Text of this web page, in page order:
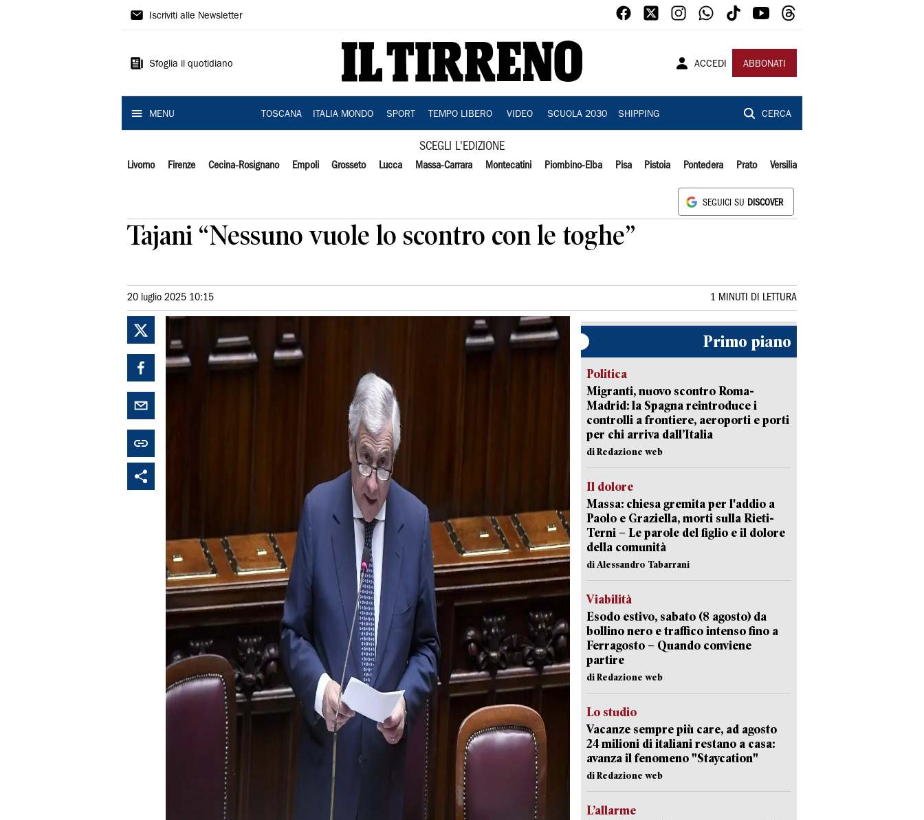
Il
Iscriviti alle Newsletter
Sfoglia il quotidiano ACCEDI ABBONATI
MENU TOSCANA ITALIA MONDO SPORT TEMPO LIBERO VIDEO SCUOLA 2030 SHIPPING CERCA
SCEGLI L'EDIZIONE
Livorno Firenze Cecina-Rosignano Empoli Grosseto Lucca Massa-Carrara Montecatini Piombino-Elba Pisa Pistoia Pontedera Prato Versilia
SEGUICI SU DISCOVER
Tajani “Nessuno vuole lo scontro con le toghe”
20 luglio 2025 10:15 1 MINUTI DI LETTURA
Primo piano
Politica
Migranti, nuovo scontro Roma-
Madrid: la Spagna reintroduce i
controlli a frontiere, aeroporti e porti
per chi arriva dall’Italia
di Redazione web
Il dolore
Massa: chiesa gremita per l'addio a
Paolo e Graziella, morti sulla Rieti-
Terni – Le parole del figlio e il dolore
della comunità
di Alessandro Tabarrani
Viabilità
Esodo estivo, sabato (8 agosto) da
bollino nero e traffico intenso fino a
Ferragosto – Quando conviene
partire
di Redazione web
Lo studio
Vacanze sempre più care, ad agosto
24 milioni di italiani restano a casa:
avanza il fenomeno "Staycation"
di Redazione web
L’allarme